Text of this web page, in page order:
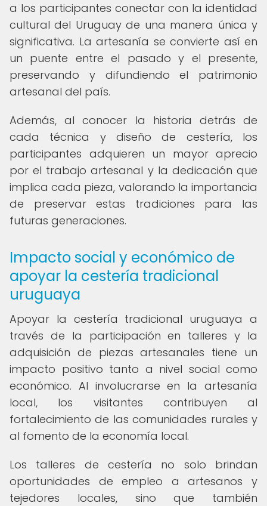
a los participantes conectar con la identidad
cultural del Uruguay de una manera única y
significativa. La artesanía se convierte así en
un puente entre el pasado y el presente,
preservando y difundiendo el patrimonio
artesanal del país.
Además, al conocer la historia detrás de
cada técnica y diseño de cestería, los
participantes adquieren un mayor aprecio
por el trabajo artesanal y la dedicación que
implica cada pieza, valorando la importancia
de preservar estas tradiciones para las
futuras generaciones.
Impacto social y económico de
apoyar la cestería tradicional
uruguaya
Apoyar la cestería tradicional uruguaya a
través de la participación en talleres y la
adquisición de piezas artesanales tiene un
impacto positivo tanto a nivel social como
económico. Al involucrarse en la artesanía
local, los visitantes contribuyen al
fortalecimiento de las comunidades rurales y
al fomento de la economía local.
Los talleres de cestería no solo brindan
oportunidades de empleo a artesanos y
tejedores locales, sino que también